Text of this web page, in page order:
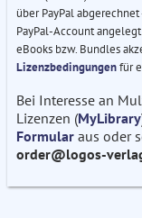
über PayPal
PayPal-Account
eBooks bzw. Bundles
Lizenzbedingungenfür
Bei Interesse an
Lizenzen (MyLibrary
Formular aus oder
order@logos-